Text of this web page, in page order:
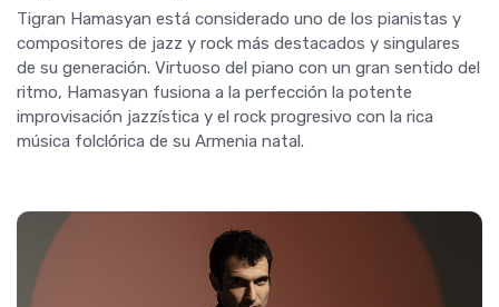
Tigran Hamasyan está considerado uno de los pianistas y
compositores de jazz y rock más destacados y singulares
de su generación. Virtuoso del piano con un gran sentido del
ritmo, Hamasyan fusiona a la perfección la potente
improvisación jazzística y el rock progresivo con la rica
música folclórica de su Armenia natal.